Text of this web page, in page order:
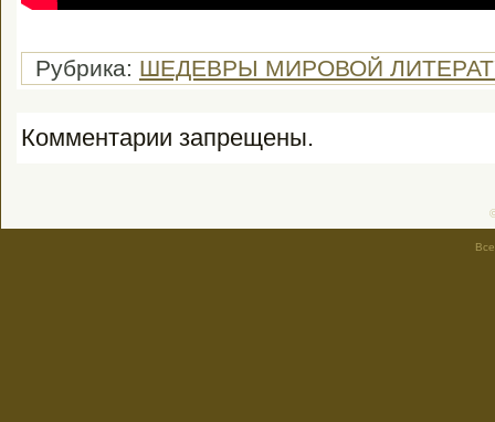
Рубрика: ШЕДЕВРЫ МИРОВОЙ
Комментарии запрещены.